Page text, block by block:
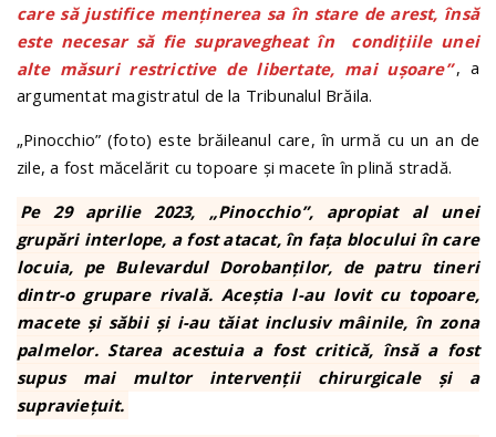
care să justifice menținerea sa în stare de arest, însă
este necesar să fie supravegheat în condiţiile unei
alte măsuri restrictive de libertate, mai uşoare” , a
argumentat magistratul de la Tribunalul Brăila.
„Pinocchio” (foto) este brăileanul care, în urmă cu un an de
zile, a fost măcelărit cu topoare și macete în plină stradă.
Pe 29 aprilie 2023, „Pinocchio”, apropiat al unei
grupări interlope, a fost atacat, în fața blocului în care
locuia, pe Bulevardul Dorobanților, de patru tineri
dintr-o grupare rivală. Aceștia l-au lovit cu topoare,
macete și săbii și i-au tăiat inclusiv mâinile, în zona
palmelor. Starea acestuia a fost critică, însă a fost
supus mai multor intervenții chirurgicale și a
supraviețuit.